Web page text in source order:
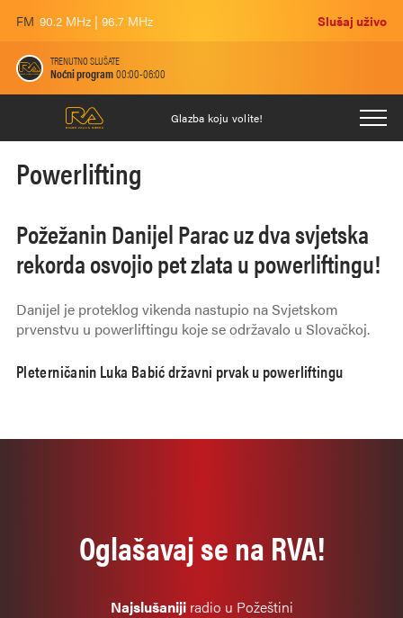
FM 90.2 MHz | 96.7 MHz Slušaj uživo
TRENUTNO SLUŠATE
Noćni program00:00-06:00
Glazba koju volite!
Powerlifting
Požežanin Danijel Parac uz dva svjetska
rekorda osvojio pet zlata u powerliftingu!
Danijel je proteklog vikenda nastupio na Svjetskom
prvenstvu u powerliftingu koje se održavalo u Slovačkoj.
Pleterničanin Luka Babić državni prvak u powerliftingu
Oglašavaj se na RVA!
Najslušanijiradio u Požeštini